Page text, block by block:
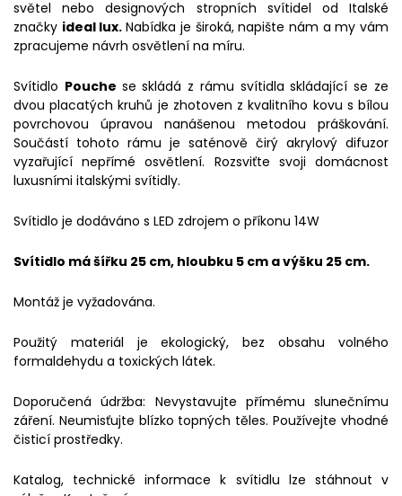
světel nebo designových stropních svítidel od Italské
značky ideal lux.Nabídka je široká, napište nám a my vám
zpracujeme návrh osvětlení na míru.
Svítidlo Pouche se skládá z rámu svítidla skládající se ze
dvou placatých kruhů je zhotoven z kvalitního kovu s bílou
povrchovou úpravou nanášenou metodou práškování.
Součástí tohoto rámu je saténově čirý akrylový difuzor
vyzařující nepřímé osvětlení. Rozsviťte svoji domácnost
luxusními italskými svítidly.
Svítidlo je dodáváno s LED zdrojem o příkonu 14W
Svítidlo má šířku 25 cm, hloubku 5 cm a výšku 25 cm.
Montáž je vyžadována.
Použitý materiál je ekologický, bez obsahu volného
formaldehydu a toxických látek.
Doporučená údržba: Nevystavujte přímému slunečnímu
záření. Neumisťujte blízko topných těles. Používejte vhodné
čisticí prostředky.
Katalog, technické informace k svítidlu lze stáhnout v